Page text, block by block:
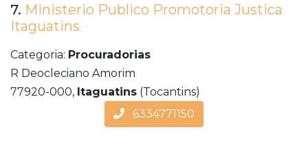
7. Ministerio Publico Promotoria Justica
Itaguatins
Categoria: Procuradorias
R Deocleciano Amorim
77920-000, Itaguatins (Tocantins)
6334771150